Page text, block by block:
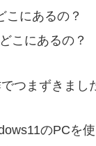
こにあるの？
こにあるの？
つまずきまし
のPCを